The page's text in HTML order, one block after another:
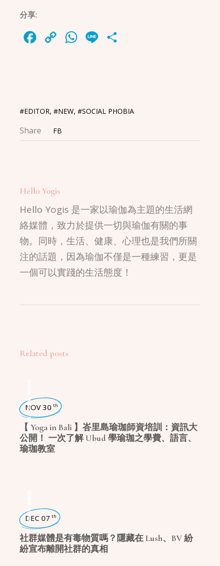
分享:
Facebook
Copy
WhatsApp
Line
#EDITOR,#NEW,#SOCIAL PHOBIA
Share FB
Hello Yogis
Hello Yogis 是一家以瑜伽為主題的生活網
絡媒體，致力於提供一切與瑜伽有關的事
物。同時，生活、健康、心理也是我們所關
注的話題，因為瑜伽不僅是一種練習，更是
一個可以實踐的生活態度！
Related posts
瑜珈企劃
,
瑜珈教室
NOV 30 th
【 Yoga in Bali 】峇里島瑜珈師資培訓：資訊大
公開！ 一次了解 Ubud 學瑜珈之學費、語言、
瑜珈教室
瑜珈生活
DEC 07 th
社群媒體是有毒物質嗎？隱藏在 Lush、BV 紛
紛宣布離開社群的真相